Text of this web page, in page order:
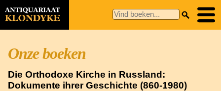
Onze boeken
Die Orthodoxe Kirche in Russland:
Dokumente ihrer Geschichte (860-1980)